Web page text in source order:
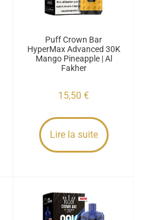
Puff Crown Bar
HyperMax Advanced 30K
Mango Pineapple | Al
Fakher
15,50 €
Lire la suite